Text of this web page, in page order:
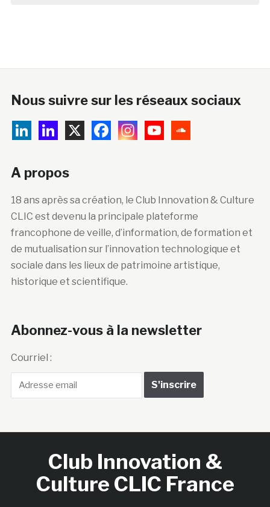
Nous suivre sur les réseaux sociaux
A propos
18 ans après sa création, le Club Innovation & Culture
CLIC est devenu la principale plateforme
francophone de veille, d’information, de formation et
de mutualisation sur l’innovation technologique et
sociale dans les lieux de patrimoine artistique,
historique et scientifique.
Abonnez-vous à la newsletter
Courriel :
Club Innovation &
Culture CLIC France